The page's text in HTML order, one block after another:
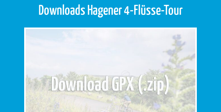
Downloads Hagener 4-Flüsse-Tour